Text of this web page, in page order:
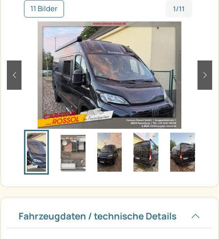
11 Bilder 1/11
zurück
Fahrzeugdaten / technische Details